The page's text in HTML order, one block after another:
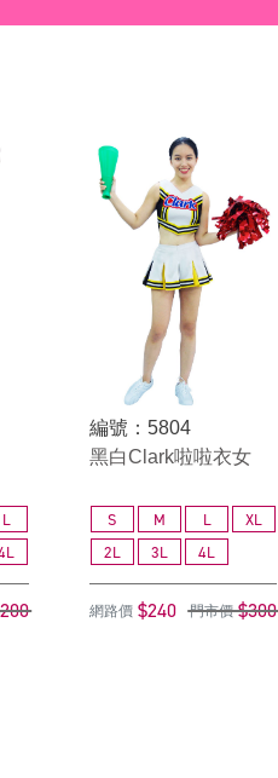
L
編號：5804
黑白Clark啦啦衣女
S M L
XL
2L
3L 4L
網路價 $240 門市價 $300